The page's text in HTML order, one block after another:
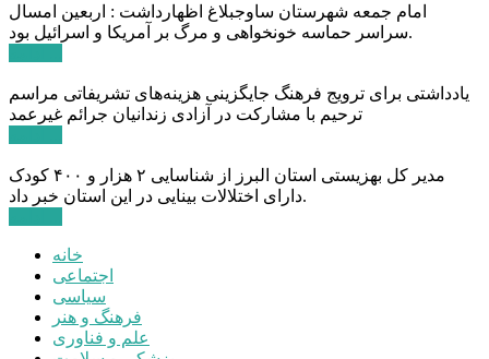
امام جمعه شهرستان ساوجبلاغ اظهارداشت : اربعین امسال
سراسر حماسه خونخواهی و مرگ بر آمریکا و اسرائیل بود.
یادداشتی برای ترویج فرهنگ جایگزینی هزینه‌های تشریفاتی مراسم
ترحیم با مشارکت در آزادی زندانیان جرائم غیرعمد
مدیر کل بهزیستی استان البرز از شناسایی ۲ هزار و ۴۰۰ کودک
دارای اختلالات بینایی در این استان خبر داد.
خانه
اجتماعی
سیاسی
فرهنگ و هنر
علم و فناوری